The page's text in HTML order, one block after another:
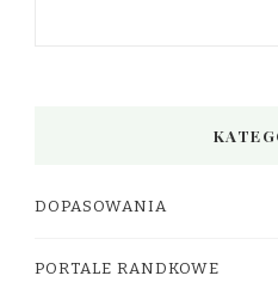
DOPASOWANIA
PORTALE RANDKOWE